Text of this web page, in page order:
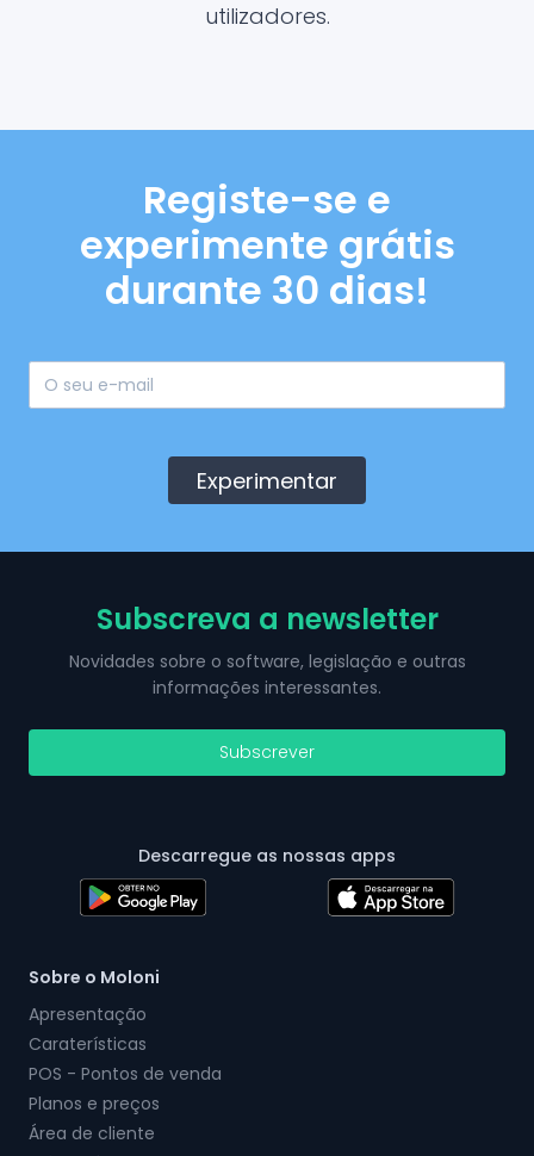
utilizadores.
Registe-se e
experimente grátis
durante 30 dias!
Experimentar
Subscreva a newsletter
Novidades sobre o software, legislação e outras
informações interessantes.
Subscrever
Descarregue as nossas apps
Sobre o Moloni
Apresentação
Caraterísticas
POS - Pontos de venda
Planos e preços
Área de cliente